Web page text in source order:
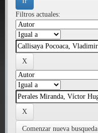
Filtros actuales:
Comenzar nueva busqueda